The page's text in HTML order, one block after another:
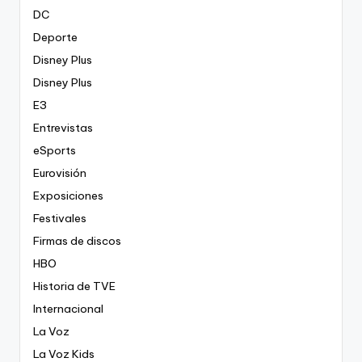
DC
Deporte
Disney Plus
Disney Plus
E3
Entrevistas
eSports
Eurovisión
Exposiciones
Festivales
Firmas de discos
HBO
Historia de TVE
Internacional
La Voz
La Voz Kids